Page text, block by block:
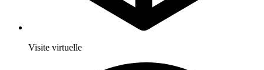
Visite virtuelle